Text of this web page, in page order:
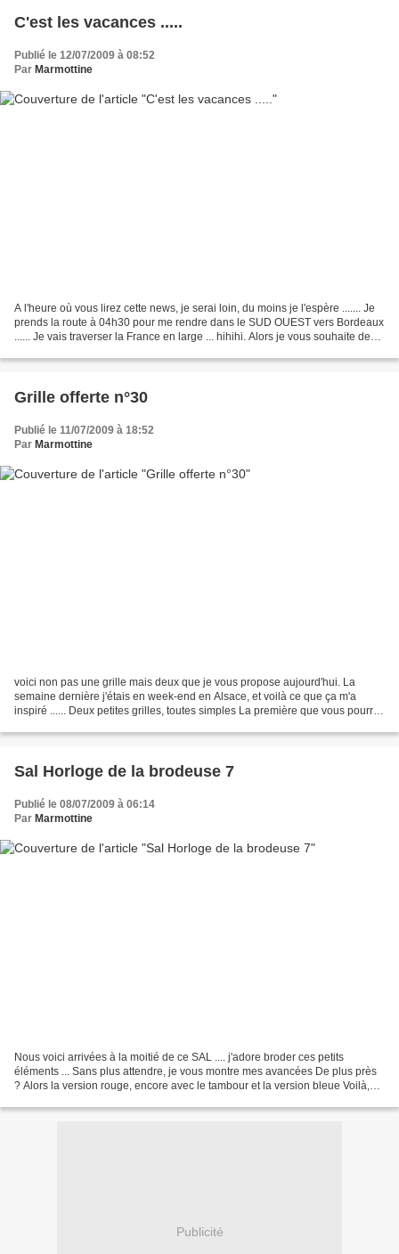
C'est les vacances .....
Publié le 12/07/2009 à 08:52
Par Marmottine
A l'heure où vous lirez cette news, je serai loin, du moins je l'espère ....... Je
prends la route à 04h30 pour me rendre dans le SUD OUEST vers Bordeaux
...... Je vais traverser la France en large ... hihihi. Alors je vous souhaite de
Grille offerte n°30
Publié le 11/07/2009 à 18:52
Par Marmottine
voici non pas une grille mais deux que je vous propose aujourd'hui. La
semaine dernière j'étais en week-end en Alsace, et voilà ce que ça m'a
inspiré ...... Deux petites grilles, toutes simples La première que vous pourrez
Sal Horloge de la brodeuse 7
Publié le 08/07/2009 à 06:14
Par Marmottine
Nous voici arrivées à la moitié de ce SAL .... j'adore broder ces petits
éléments ... Sans plus attendre, je vous montre mes avancées De plus près
? Alors la version rouge, encore avec le tambour et la version bleue Voilà,
Publicité